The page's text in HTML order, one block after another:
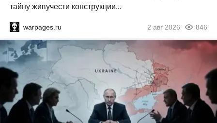
тайну живучести конструкции...
warpages.ru 2 авг 2026 846